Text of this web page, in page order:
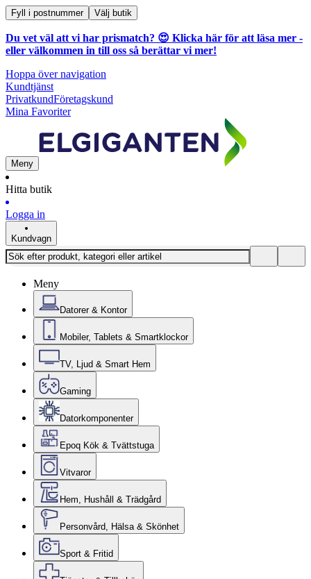
Fyll i postnummer Välj butik
Du vet väl att vi har prismatch? 😍 Klicka här för att läsa mer -
eller välkommen in till oss så berättar vi mer!
Hoppa över navigation
Kundtjänst
PrivatkundFöretagskund
Mina Favoriter
Meny
Hitta butik
Logga in
Kundvagn
Meny
Datorer & Kontor
Mobiler, Tablets & Smartklockor
TV, Ljud & Smart Hem
Gaming
Datorkomponenter
Epoq Kök & Tvättstuga
Vitvaror
Hem, Hushåll & Trädgård
Personvård, Hälsa & Skönhet
Sport & Fritid